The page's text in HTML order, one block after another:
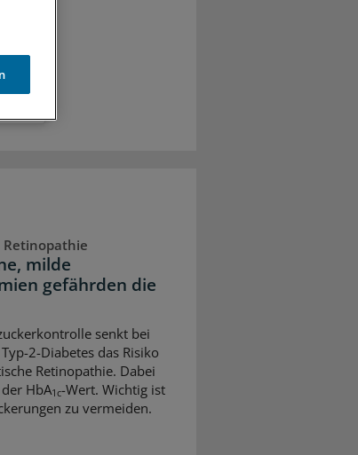
Retinopathie
milde
gefährden die
senkt bei
2-Diabetes das Risiko
Retinopathie. Dabei
HbA1c-Wert. Wichtig ist
zu vermeiden.